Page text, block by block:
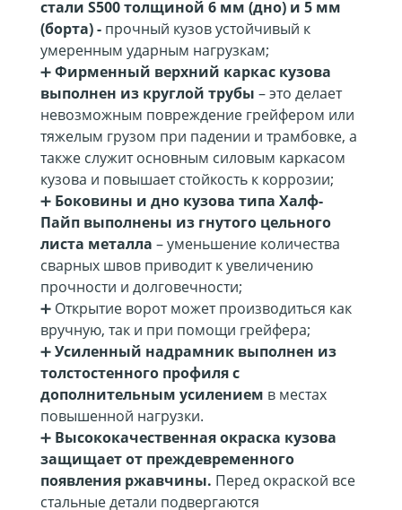
стали S500 толщиной 6 мм (дно) и 5 мм
(борта) - прочный кузов устойчивый к
умеренным ударным нагрузкам;
➕Фирменный верхний каркас кузова
выполнен из круглой трубы – это делает
невозможным повреждение грейфером или
тяжелым грузом при падении и трамбовке, а
также служит основным силовым каркасом
кузова и повышает стойкость к коррозии;
➕ Боковины и дно кузова типа Халф-
Пайп выполнены из гнутого цельного
листа металла – уменьшение количества
сварных швов приводит к увеличению
прочности и долговечности;
➕ Открытие ворот может производиться как
вручную, так и при помощи грейфера;
➕Усиленный надрамник выполнен из
толстостенного профиля с
дополнительным усилением в местах
повышенной нагрузки.
➕ Высококачественная окраска кузова
защищает от преждевременного
появления ржавчины. Перед окраской все
стальные детали подвергаются